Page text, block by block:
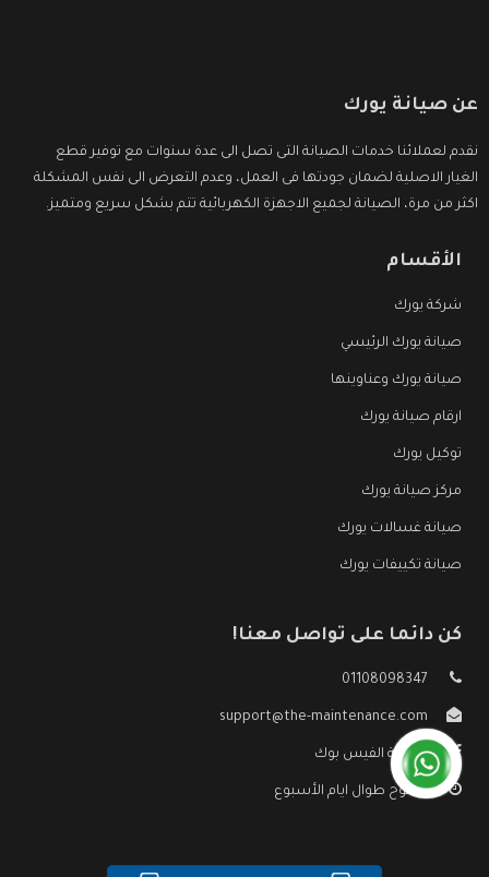
عن صيانة يورك
نقدم لعملائنا خدمات الصيانة التى تصل الى عدة سنوات مع توفير قطع
الغيار الاصلية لضمان جودتها فى العمل، وعدم التعرض الى نفس المشكلة
اكثر من مرة، الصيانة لجميع الاجهزة الكهربائية تتم بشكل سريع ومتميز.
الأقسام
شركة يورك
صيانة يورك الرئيسي
صيانة يورك وعناوينها
ارقام صيانة يورك
توكيل يورك
مركز صيانة يورك
صيانة غسالات يورك
صيانة تكييفات يورك
كن دائما على تواصل معنا!
01108098347
support@the-maintenance.com
صفحة الفيس بوك
مفتوح طوال ايام الأسبوع